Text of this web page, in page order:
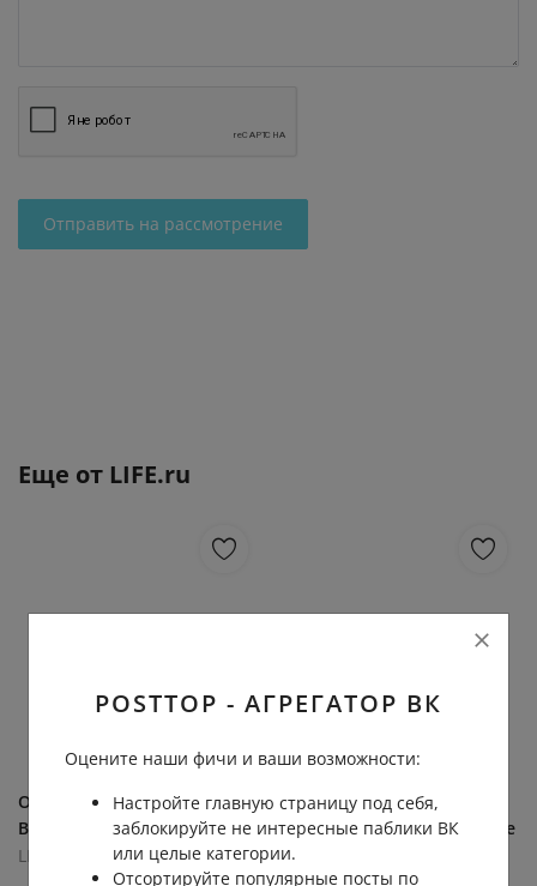
Отправить на рассмотрение
Еще от LIFE.ru
Опять !!!!! Одно и тоже -
Валера Кашин
LIFE.ru
В России зафиксирован
масштабный сбой в работе
Интернета. Пользователи
по всей стране массово
POSTTOP - АГРЕГАТОР ВК
Оцените наши фичи и ваши возможности:
Настройте главную страницу под себя,
заблокируйте не интересные паблики ВК
или целые категории.
Отсортируйте популярные посты по